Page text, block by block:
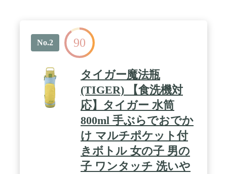
No.2 90
タイガー魔法瓶
(TIGER) 【食洗機対
応】タイガー 水筒
800ml 手ぶらでおでか
け マルチポケット付
きボトル 女の子 男の
子 ワンタッチ 洗いや